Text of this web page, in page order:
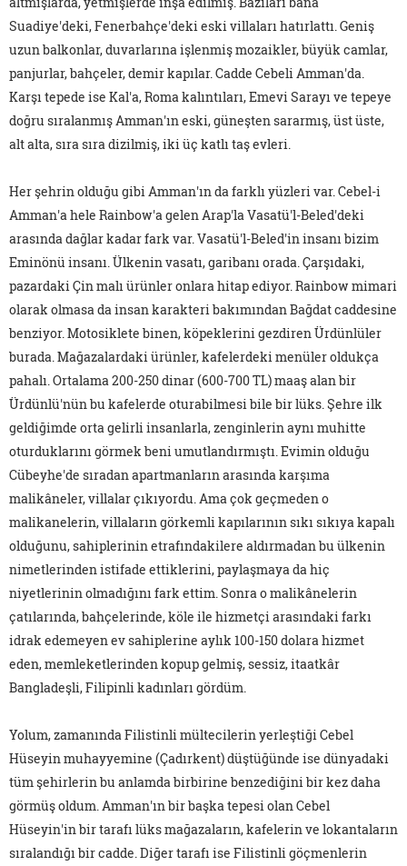
Suadiye'deki, Fenerbahçe'deki eski villaları hatırlattı. Geniş
uzun balkonlar, duvarlarına işlenmiş mozaikler, büyük camlar,
panjurlar, bahçeler, demir kapılar. Cadde Cebeli Amman'da.
Karşı tepede ise Kal'a, Roma kalıntıları, Emevi Sarayı ve tepeye
doğru sıralanmış Amman'ın eski, güneşten sararmış, üst üste,
alt alta, sıra sıra dizilmiş, iki üç katlı taş evleri.
Her şehrin olduğu gibi Amman'ın da farklı yüzleri var. Cebel-i
Amman'a hele Rainbow'a gelen Arap'la Vasatü'l-Beled'deki
arasında dağlar kadar fark var. Vasatü'l-Beled'in insanı bizim
Eminönü insanı. Ülkenin vasatı, garibanı orada. Çarşıdaki,
pazardaki Çin malı ürünler onlara hitap ediyor. Rainbow mimari
olarak olmasa da insan karakteri bakımından Bağdat caddesine
benziyor. Motosiklete binen, köpeklerini gezdiren Ürdünlüler
burada. Mağazalardaki ürünler, kafelerdeki menüler oldukça
pahalı. Ortalama 200-250 dinar (600-700 TL) maaş alan bir
Ürdünlü'nün bu kafelerde oturabilmesi bile bir lüks. Şehre ilk
geldiğimde orta gelirli insanlarla, zenginlerin aynı muhitte
oturduklarını görmek beni umutlandırmıştı. Evimin olduğu
Cübeyhe'de sıradan apartmanların arasında karşıma
malikâneler, villalar çıkıyordu. Ama çok geçmeden o
malikanelerin, villaların görkemli kapılarının sıkı sıkıya kapalı
olduğunu, sahiplerinin etrafındakilere aldırmadan bu ülkenin
nimetlerinden istifade ettiklerini, paylaşmaya da hiç
niyetlerinin olmadığını fark ettim. Sonra o malikânelerin
çatılarında, bahçelerinde, köle ile hizmetçi arasındaki farkı
idrak edemeyen ev sahiplerine aylık 100-150 dolara hizmet
eden, memleketlerinden kopup gelmiş, sessiz, itaatkâr
Bangladeşli, Filipinli kadınları gördüm.
Yolum, zamanında Filistinli mültecilerin yerleştiği Cebel
Hüseyin muhayyemine (Çadırkent) düştüğünde ise dünyadaki
tüm şehirlerin bu anlamda birbirine benzediğini bir kez daha
görmüş oldum. Amman'ın bir başka tepesi olan Cebel
Hüseyin'in bir tarafı lüks mağazaların, kafelerin ve lokantaların
sıralandığı bir cadde. Diğer tarafı ise Filistinli göçmenlerin